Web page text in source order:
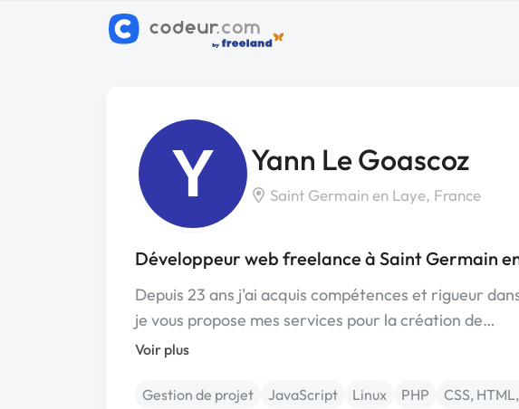
Y Yann Le Goascoz
Saint Germain en Laye, France
Développeur web freelance à Saint Germain
Depuis 23 ans j'ai acquis compétences et rigueur
je vous propose mes services pour la création de…
Voir plus
Gestion de projet JavaScript Linux PHP CSS,